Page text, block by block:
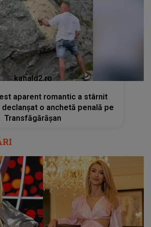
kanald2.ro
aparent romantic a stârnit
declanșat o anchetă penală pe
Transfăgărășan